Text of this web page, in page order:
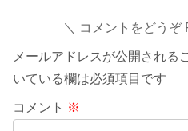
コメントをどうぞ
メールアドレスが公開される
いている欄は必須項目です
コメント ※